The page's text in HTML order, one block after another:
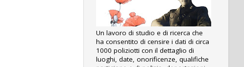
Un lavoro di studio e di ricerca che
ha consentito di censire i dati di circa
1000 poliziotti con il dettaglio di
luoghi, date, onorificenze, qualifiche